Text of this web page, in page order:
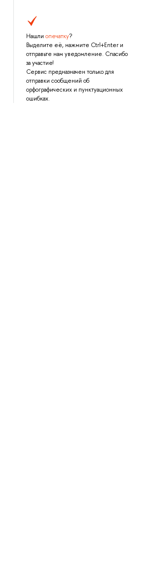
Нашли опечатку?
Выделите её, нажмите Ctrl+Enter и
отправьте нам уведомление. Спасибо
за участие!
Сервис предназначен только для
отправки сообщений об
орфографических и пунктуационных
ошибках.